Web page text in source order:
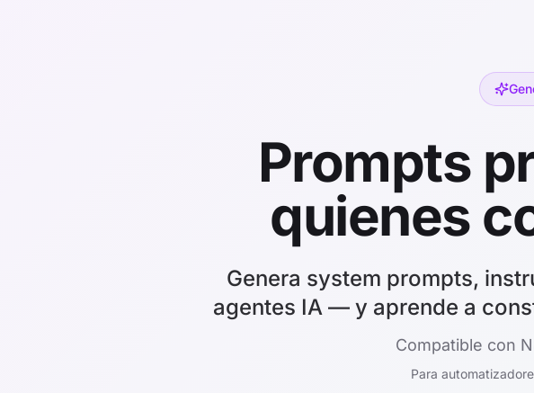
Prompts
quienes
Genera system prompts,
agentes IA — y aprende a
Compatible con
Para